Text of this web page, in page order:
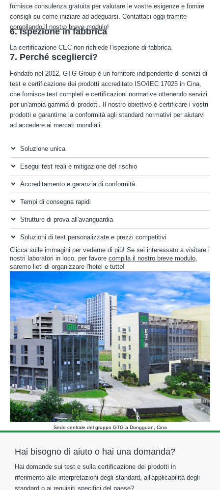
fornisce consulenza gratuita per valutare le vostre esigenze e fornire
consigli su come iniziare ad adeguarsi. Contattaci oggi tramite
compilando il nostro breve modulo!
6. Ispezione in fabbrica
La certificazione CEC non richiede l'ispezione di fabbrica.
7. Perché sceglierci?
Fondato nel 2012, GTG Group è un fornitore indipendente di servizi di
test e certificazione dei prodotti accreditato ISO/IEC 17025 in Cina,
che fornisce test completi e certificazioni normative ottenendo servizi
per un'ampia gamma di prodotti. Il nostro obiettivo è certificare i vostri
prodotti e garantirne la conformità agli standard normativi per aiutarvi
ad accedere ai mercati mondiali.
Soluzione unica
Esegui test reali e mitigazione del rischio
Accreditamento e garanzia di conformità
Tempi di consegna rapidi
Strutture di prova all'avanguardia
Soluzioni di test personalizzate e prezzi competitivi
Clicca sulle immagini per vederne di più! Se sei interessato a visitare i
nostri laboratori in loco, per favore compila il nostro breve modulo
saremo lieti di organizzare l'hotel e tutto!
Sede centrale del gruppo GTG a Dongguan, Cina
Hai bisogno di aiuto o hai una domanda?
Hai domande sui test e sulla certificazione dei prodotti in
riferimento alle interpretazioni degli standard, all'applicabilità degli
standard o ai requisiti specifici del paese?